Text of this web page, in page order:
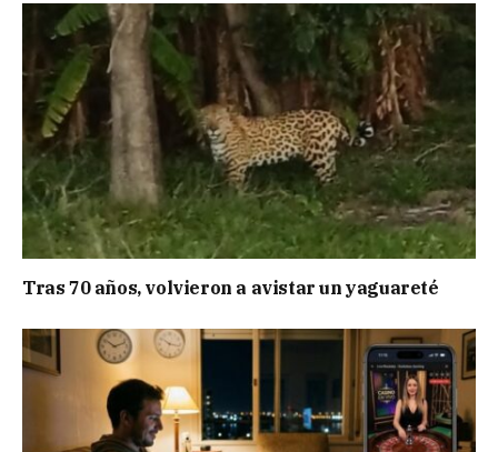
Tras 70 años, volvieron a avistar un yaguareté